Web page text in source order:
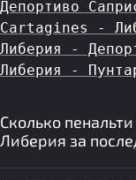
Депортиво
Cartagines -
Либерия -
Либерия -
Сколько
Либерия за